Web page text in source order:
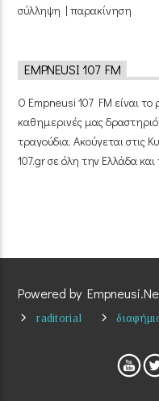
σύλληψη | παρακίνηση
EMPNEUSI 107 FM
Ο Empneusi 107 FM είναι
καθημερινές μας
τραγούδια. Ακούγεται στις
107.gr σε όλη την Ελλάδα και
Powered by
raditorial